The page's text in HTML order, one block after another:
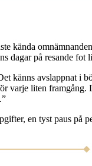
kända
dagar på resande fot
avslappnat i
varje liten
en tyst paus